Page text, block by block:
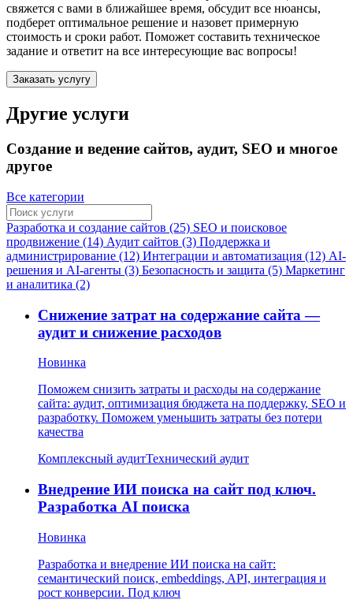
свяжется с вами в ближайшее время, обсудит все нюансы,
подберет оптимальное решение и назовет примерную
стоимость и сроки работ. Поможет составить техническое
задание и ответит на все интересующие вас вопросы!
Заказать услугу
Другие услуги
Создание и ведение сайтов, аудит, SEO и многое
другое
Все категории
Разработка и создание сайтов (25) SEO и поисковое
продвижение (14) Аудит сайтов (3) Поддержка и
администрирование (12) Интеграции и автоматизация (12) AI-
решения и AI-агенты (3) Безопасность и защита (5) Маркетинг
и аналитика (2)
Снижение затрат на содержание сайта —
аудит и снижение расходов
Новинка
Поможем снизить затраты и расходы на содержание
сайта: аудит, оптимизация бюджета на поддержку, SEO и
разработку. Поможем уменьшить затраты без потери
качества
Комплексный аудитТехнический аудит
Внедрение ИИ поиска на сайт под ключ.
Разработка AI поиска
Новинка
Разработка и внедрение ИИ поиска на сайт:
семантический поиск, embeddings, API, интеграция и
рост конверсии. Под ключ